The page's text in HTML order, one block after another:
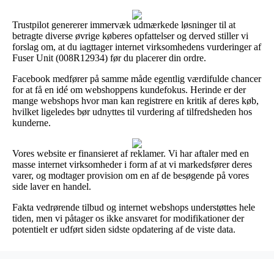
Trustpilot genererer immervæk udmærkede løsninger til at
betragte diverse øvrige køberes opfattelser og derved stiller vi
forslag om, at du iagttager internet virksomhedens vurderinger af
Fuser Unit (008R12934) før du placerer din ordre.
Facebook medfører på samme måde egentlig værdifulde chancer
for at få en idé om webshoppens kundefokus. Herinde er der
mange webshops hvor man kan registrere en kritik af deres køb,
hvilket ligeledes bør udnyttes til vurdering af tilfredsheden hos
kunderne.
Vores website er finansieret af reklamer. Vi har aftaler med en
masse internet virksomheder i form af at vi markedsfører deres
varer, og modtager provision om en af de besøgende på vores
side laver en handel.
Fakta vedrørende tilbud og internet webshops understøttes hele
tiden, men vi påtager os ikke ansvaret for modifikationer der
potentielt er udført siden sidste opdatering af de viste data.